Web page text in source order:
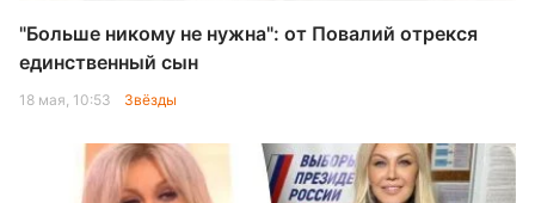
"Больше никому не нужна": от Повалий отрекся
единственный сын
18 мая, 10:53 Звёзды